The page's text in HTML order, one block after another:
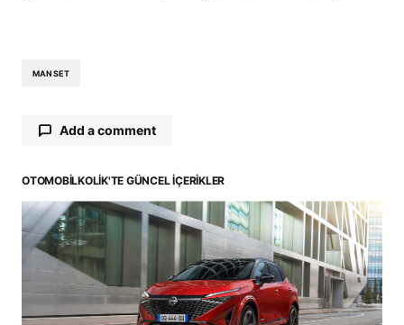
MANSET
Add a comment
E-posta adresiniz yayınlanmayacak. Gerekli
alanlar * ile işaretlenmişlerdir
Comment
OTOMOBILKOLIK'TE GÜNCEL İÇERIKLER